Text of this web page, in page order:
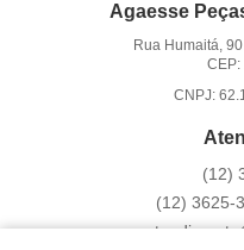
Agaesse
Rua Humaitá, 90
CNPJ:
(12)
(12) 3625-